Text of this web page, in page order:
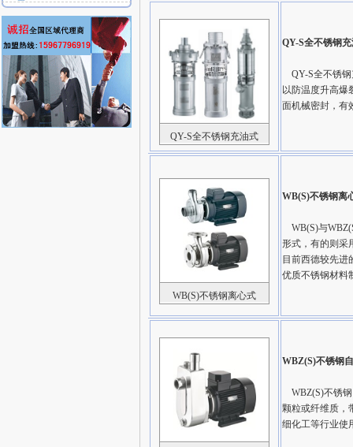
QY-S全不锈钢充油式
QY-S全不锈钢
QY-S全不锈钢
以防温度升高爆
面机械密封，有
WB(S)不锈钢离心式
WB(S)不锈钢离
WB(S)与
形式，有的则采
目前西德较先进
优质不锈钢材料
WBZ(S)不锈钢
WBZ(S)不锈
颗粒或纤维质，
细化工等行业使